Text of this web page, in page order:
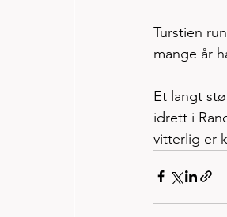
Turstien
mange år
Et langt
idrett i
vitterlig er